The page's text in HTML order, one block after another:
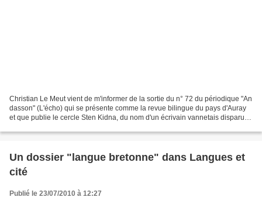
Christian Le Meut vient de m'informer de la sortie du n° 72 du périodique "An
dasson" (L'écho) qui se présente comme la revue bilingue du pays d'Auray
et que publie le cercle Sten Kidna, du nom d'un écrivain vannetais disparu.
Un dossier "langue bretonne" dans Langues et
cité
Publié le 23/07/2010 à 12:27